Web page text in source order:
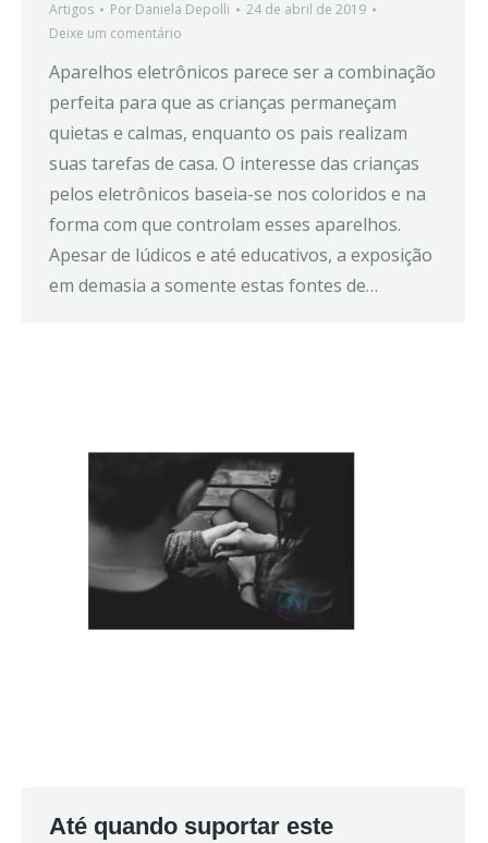
Artigos Por Daniela Depolli
24 de abril de 2019
Deixe um comentário
Aparelhos eletrônicos parece ser a combinação
perfeita para que as crianças permaneçam
quietas e calmas, enquanto os pais realizam
suas tarefas de casa. O interesse das crianças
pelos eletrônicos baseia-se nos coloridos e na
forma com que controlam esses aparelhos.
Apesar de lúdicos e até educativos, a exposição
em demasia a somente estas fontes de…
Até quando suportar este